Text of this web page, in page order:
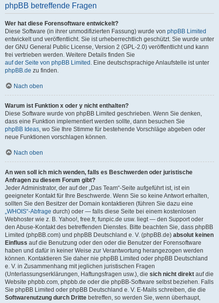
phpBB betreffende Fragen
Wer hat diese Forensoftware entwickelt?
Diese Software (in ihrer unmodifizierten Fassung) wurde von phpBB Limited
entwickelt und veröffentlicht. Sie ist urheberrechtlich geschützt. Sie wurde unter
der GNU General Public License, Version 2 (GPL-2.0) veröffentlicht und kann
frei vertrieben werden. Weitere Details finden Sie
auf der Seite von phpBB Limited . Eine deutschsprachige Anlaufstelle ist unter
phpBB.de zu finden.
Nach oben
Warum ist Funktion x oder y nicht enthalten?
Diese Software wurde von phpBB Limited geschrieben. Wenn Sie denken,
dass eine Funktion implementiert werden sollte, dann besuchen Sie
phpBB Ideas, wo Sie Ihre Stimme für bestehende Vorschläge abgeben oder
neue Funktionen vorschlagen können.
Nach oben
An wen soll ich mich wenden, falls es Beschwerden oder juristische
Anfragen zu diesem Forum gibt?
Jeder Administrator, der auf der „Das Team“-Seite aufgeführt ist, ist ein
geeigneter Kontakt für Ihre Beschwerde. Wenn Sie so keine Antwort erhalten,
sollten Sie den Besitzer der Domain kontaktieren (führen Sie dazu eine
„WHOIS“-Abfrage durch) oder — falls diese Seite bei einem kostenlosen
Webhoster wie z. B. Yahoo!, free.fr, funpic.de usw. liegt — den Support oder
den Abuse-Kontakt des betreffenden Dienstes. Bitte beachten Sie, dass phpBB
Limited (phpBB.com) und phpBB Deutschland e. V. (phpBB.de) absolut keinen
Einfluss auf die Benutzung oder den oder die Benutzer der Forensoftware
haben und dafür in keiner Weise zur Verantwortung herangezogen werden
können. Kontaktieren Sie daher nie phpBB Limited oder phpBB Deutschland
e. V. in Zusammenhang mit jeglichen juristischen Fragen
(Unterlassungserklärungen, Haftungsfragen usw.), die sich nicht direkt auf die
Website phpbb.com, phpbb.de oder die phpBB-Software selbst beziehen. Falls
Sie phpBB Limited oder phpBB Deutschland e. V. E-Mails schreiben, die die
Softwarenutzung durch Dritte betreffen, so werden Sie, wenn überhaupt,